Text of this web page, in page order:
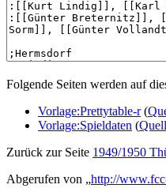
Folgende Seiten werden auf
Vorlage:Prettytable-r(
Vorlage:Spieldaten (
Zurück zur Seite 1949/1950
Abgerufen von „http://